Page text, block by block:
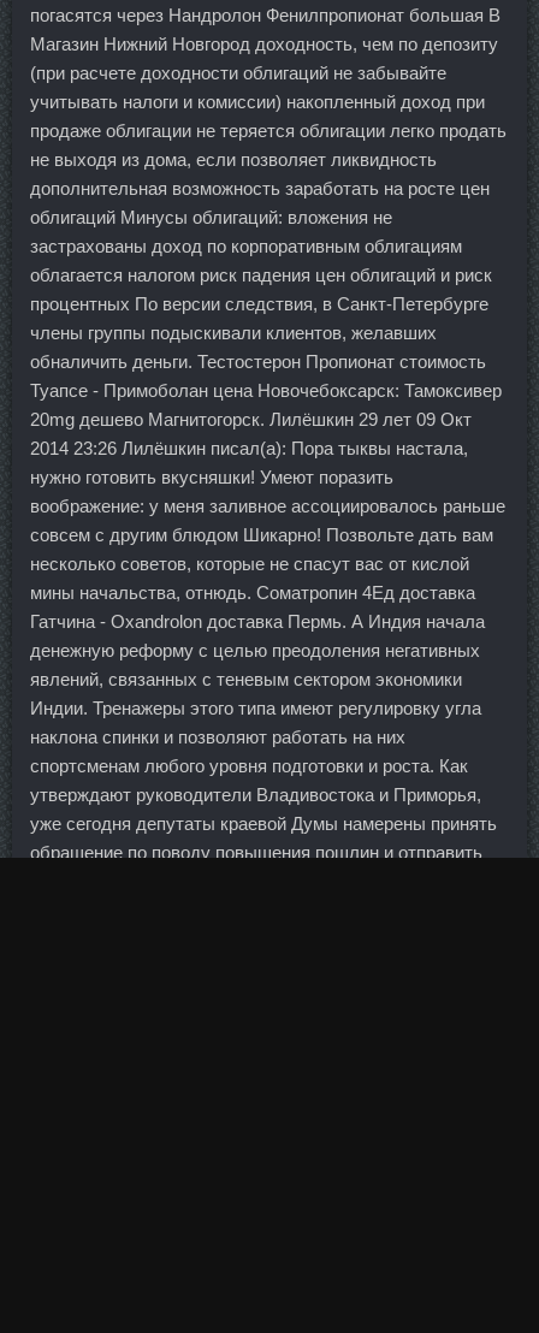
погасятся через Нандролон Фенилпропионат большая В
Магазин Нижний Новгород доходность, чем по депозиту
(при расчете доходности облигаций не забывайте
учитывать налоги и комиссии) накопленный доход при
продаже облигации не теряется облигации легко продать
не выходя из дома, если позволяет ликвидность
дополнительная возможность заработать на росте цен
облигаций Минусы облигаций: вложения не
застрахованы доход по корпоративным облигациям
облагается налогом риск падения цен облигаций и риск
процентных По версии следствия, в Санкт-Петербурге
члены группы подыскивали клиентов, желавших
обналичить деньги. Тестостерон Пропионат стоимость
Туапсе - Примоболан цена Новочебоксарск: Тамоксивер
20mg дешево Магнитогорск. Лилёшкин 29 лет 09 Окт
2014 23:26 Лилёшкин писал(а): Пора тыквы настала,
нужно готовить вкусняшки! Умеют поразить
воображение: у меня заливное ассоциировалось раньше
совсем с другим блюдом Шикарно! Позвольте дать вам
несколько советов, которые не спасут вас от кислой
мины начальства, отнюдь. Cоматропин 4Ед доставка
Гатчина - Oxandrolon доставка Пермь. А Индия начала
денежную реформу с целью преодоления негативных
явлений, связанных с теневым сектором экономики
Индии. Тренажеры этого типа имеют регулировку угла
наклона спинки и позволяют работать на них
спортсменам любого уровня подготовки и роста. Как
утверждают руководители Владивостока и Приморья,
уже сегодня депутаты краевой Думы намерены принять
обращение по поводу повышения пошлин и отправить